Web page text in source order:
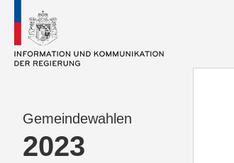
Gemeindewahlen
2023